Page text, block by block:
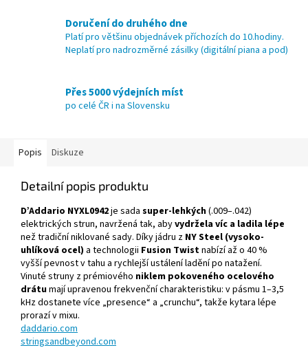
Doručení do druhého dne
Platí pro většinu objednávek příchozích do 10.hodiny.
Neplatí pro nadrozměrné zásilky (digitální piana a pod)
Přes 5000 výdejních míst
po celé ČR i na Slovensku
Popis Diskuze
Detailní popis produktu
D’Addario NYXL0942je sada super-lehkých(.009–.042)
elektrických strun, navržená tak, abyvydržela víc a ladila lépe
než tradiční niklované sady. Díky jádru z NY Steel (vysoko-
uhlíková ocel) a technologii Fusion Twistnabízí až o 40 %
vyšší pevnost v tahu a rychlejší ustálení ladění po natažení.
Vinuté struny z prémiového niklem pokoveného ocelového
drátumají upravenou frekvenční charakteristiku: v pásmu 1–3,5
kHz dostanete více „presence“ a „crunchu“, takže kytara lépe
prorazí v mixu.
daddario.com
stringsandbeyond.com